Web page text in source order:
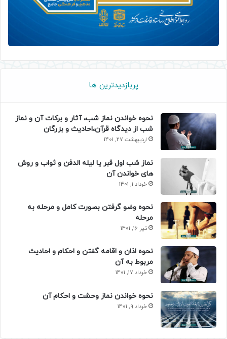
پربازدیدترین ها
نحوه خواندن نماز شب، آثار و برکات آن و نماز
شب از دیدگاه قرآن،احادیث و بزرگان
اردیبهشت 27, 1401
نماز شب اول قبر یا لیله الدفن و ثواب و روش
های خواندن آن
خرداد 1, 1401
نحوه وضو گرفتن بصورت کامل و مرحله به
مرحله
تیر 16, 1401
نحوه اذان و اقامه گفتن و احکام و احادیث
مربوط به آن
خرداد 17, 1401
نحوه خواندن نماز وحشت و احکام آن
خرداد 9, 1401